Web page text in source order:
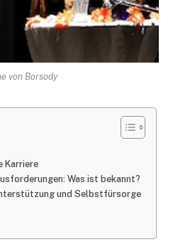
von Borsody
Karriere
Was ist bekannt?
und Selbstfürsorge